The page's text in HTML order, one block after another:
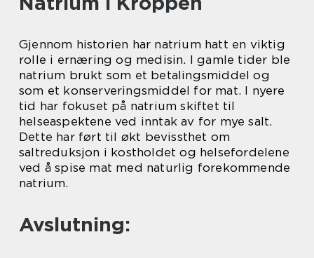
Gjennom historien har natrium hatt en viktig
rolle i ernæring og medisin. I gamle tider ble
natrium brukt som et betalingsmiddel og
som et konserveringsmiddel for mat. I nyere
tid har fokuset på natrium skiftet til
helseaspektene ved inntak av for mye salt.
Dette har ført til økt bevissthet om
saltreduksjon i kostholdet og helsefordelene
ved å spise mat med naturlig forekommende
natrium.
Avslutning: